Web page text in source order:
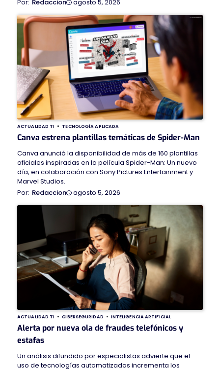
Redaccion agosto 5, 2026
ACTUALIDAD TI TECNOLOGÍA APLICADA
Canva estrena plantillas temáticas de Spider-Man
Canva anunció la disponibilidad de más de 160 plantillas
oficiales inspiradas en la película Spider-Man: Un nuevo
día, en colaboración con Sony Pictures Entertainment y
Marvel Studios.
Redaccion
agosto 5, 2026
ACTUALIDAD TI CIBERSEGURIDAD INTELIGENCIA ARTIFICIAL
Alerta por nueva ola de fraudes telefónicos y
estafas
Un análisis difundido por especialistas advierte que el
uso de tecnologías automatizadas incrementa los